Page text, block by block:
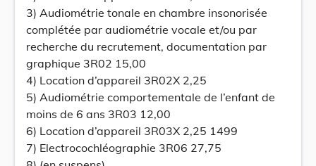
3) Audiométrie tonale en chambre insonorisée
complétée par audiométrie vocale et/ou par
recherche du recrutement, documentation par
graphique 3R02 15,00
4) Location d’appareil 3R02X 2,25
5) Audiométrie comportementale de l’enfant de
moins de 6 ans 3R03 12,00
6) Location d’appareil 3R03X 2,25 1499
7) Electrocochléographie 3R06 27,75